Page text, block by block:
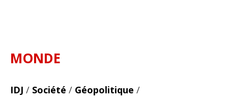
MONDE
IDJ / Société / Géopolitique /